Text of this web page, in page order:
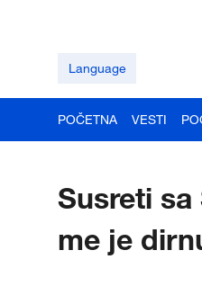
Language
POČETNA VESTI
Susreti
me je